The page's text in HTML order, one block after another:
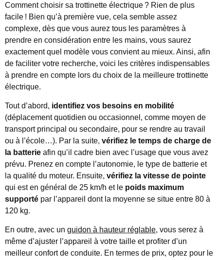
Comment choisir sa trottinette électrique ? Rien de plus
facile ! Bien qu’à première vue, cela semble assez
complexe, dès que vous aurez tous les paramètres à
prendre en considération entre les mains, vous saurez
exactement quel modèle vous convient au mieux. Ainsi, afin
de faciliter votre recherche, voici les critères indispensables
à prendre en compte lors du choix de la meilleure trottinette
électrique.
Tout d’abord, identifiez vos besoins en mobilité
(déplacement quotidien ou occasionnel, comme moyen de
transport principal ou secondaire, pour se rendre au travail
ou à l’école…). Par la suite, vérifiez le temps de charge de
la batterie afin qu’il cadre bien avec l’usage que vous avez
prévu. Prenez en compte l’autonomie, le type de batterie et
la qualité du moteur. Ensuite, vérifiez la vitesse de pointe
qui est en général de 25 km/h et le poids maximum
supporté par l’appareil dont la moyenne se situe entre 80 à
120 kg.
En outre, avec un guidon à hauteur réglable, vous serez à
même d’ajuster l’appareil à votre taille et profiter d’un
meilleur confort de conduite. En termes de prix, optez pour le